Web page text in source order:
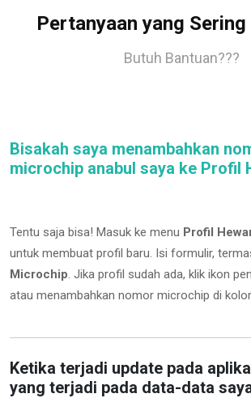
Pertanyaan yang Sering
Butuh Bantuan???
Bisakah saya menambahkan
microchip anabul saya ke Profil
Tentu saja bisa! Masuk ke menu Profil
untuk membuat profil baru. Isi formulir,
Microchip. Jika profil sudah ada, klik ikon
atau menambahkan nomor microchip di
Ketika terjadi update pada
yang terjadi pada data-data